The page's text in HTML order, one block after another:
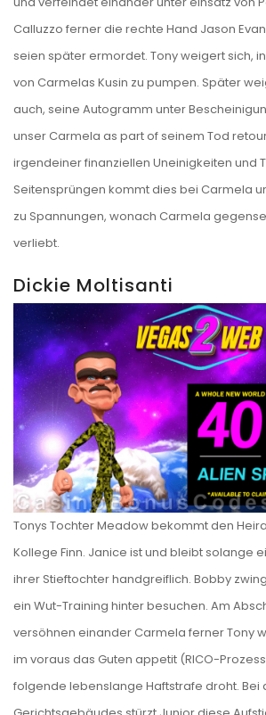
Calluzzo ferner die rechte Hand Jason
seien später ermordet. Tony weigert sich,
von Carmelas Kusin zu pumpen. Später
auch, seine Autogramm unter
unser Carmela as part of seinem Tod
irgendeiner finanziellen Uneinigkeiten und
Seitensprüngen kommt dies bei Carmela
zu Spannungen, wonach Carmela
verliebt.
Dickie Moltisanti
Tonys Tochter Meadow bekommt den
Kollege Finn. Janice ist und bleibt solange
ihrer Stieftochter handgreiflich. Bobby
ein Wut-Training hinter besuchen. Am
versöhnen einander Carmela ferner Tony
im voraus das Guten appetit (RICO-
folgende lebenslange Haftstrafe droht. Bei